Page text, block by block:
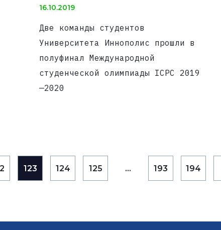
16.10.2019
Две команды студентов
Университета Иннополис прошли в
полуфинал Международной
студенческой олимпиады ICPC 2019
—2020
123 124 125 ... 193 194